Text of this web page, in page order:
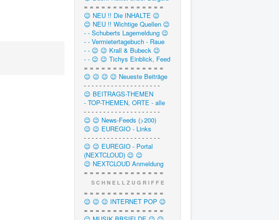
= = = = = = = = = = = = = =
😉 NEU !! Die INHALTE 😉
😉 NEU !! Wichtige Quellen 😉
- - Schuberts Lagemeldung 😉
- - Vermietertagebuch - Raue
- - 😉 😉 Krall & Bubeck 😉
- - 😉 😉 Tichys Einblick, Feed
= = = = = = = = = = = = = =
😉 😉 😉 😉 Neueste Beiträge
- - - - - - - - - - - - - - - - - - - -
😉 BEITRAGS-THEMEN
- TOP-THEMEN, ORTE - alle
- - - - - - - - - - - - - - - - - - - -
😉 😉 News-Feeds (>200)
😉 😉 EUREGIO - Links
- - - - - - - - - - - - - - - - - - - -
😉 😉 EUREGIO - Portal
(NEXTCLOUD) 😉 😉
😉 NEXTCLOUD Anmeldung
= = = = = = = = = = = = = =
S C H N E L L Z U G R I F F E
= = = = = = = = = = = = = =
😉 😉 😉 INTERNET POP 😉
= = = = = = = = = = = = = =